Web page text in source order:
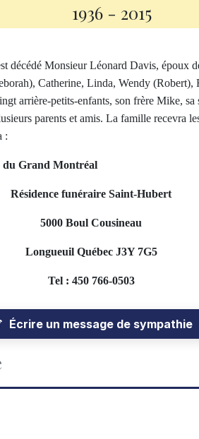
1936 - 2015
décédé Monsieur Léonard Davis, époux
Catherine, Linda, Wendy (Robert),
arrière-petits-enfants, son frère Mike,
parents et amis. La famille recevra
:
du Grand Montréal
Résidence funéraire Saint-Hubert
5000 Boul Cousineau
Longueuil Québec J3Y 7G5
Tel : 450 766-0503
Écrire un message de sympathie